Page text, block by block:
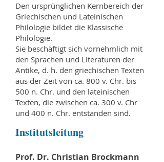
Den ursprünglichen Kernbereich der
Griechischen und Lateinischen
Philologie bildet die Klassische
Philologie.
Sie beschäftigt sich vornehmlich mit
den Sprachen und Literaturen der
Antike, d. h. den griechischen Texten
aus der Zeit von ca. 800 v. Chr. bis
500 n. Chr. und den lateinischen
Texten, die zwischen ca. 300 v. Chr
und 400 n. Chr. entstanden sind.
Institutsleitung
Prof. Dr. Christian Brockmann